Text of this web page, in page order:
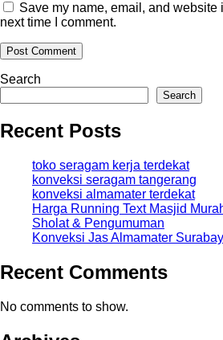
Save my name, email, and website
next time I comment.
Search
Search
Recent Posts
toko seragam kerja terdekat
konveksi seragam tangerang
konveksi almamater terdekat
Harga Running Text Masjid
Sholat & Pengumuman
Konveksi Jas Almamater
Recent Comments
No comments to show.